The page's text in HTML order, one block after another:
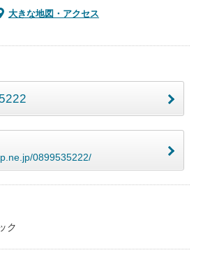
大きな地図・アクセス
0899535222/
ク